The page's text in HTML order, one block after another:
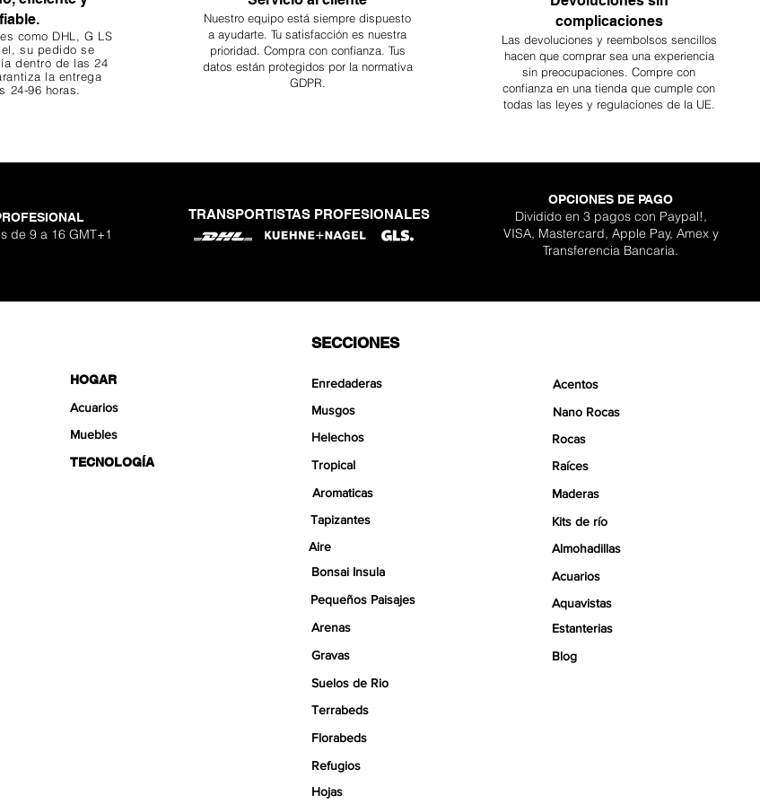
One Side Aquavista
Shallow Pro Aquavista
Mist Boulder Stone
Hulk Dragon Nano Stone
Stone Aquavista clásico Pro
Adhesivo para kit Scapeglue
Ryuoh Boulder Nano Stone
Agotado
como DHL, G LS
su pedido se
dentro de las 24
la entrega
24-96 horas.
Nuestro equipo está siempre dispuesto
a ayudarte. Tu satisfacción es nuestra
prioridad. Compra con confianza. Tus
datos están protegidos por la normativa
GDPR.
complicaciones
Las devoluciones y reembolsos sencillos
hacen que comprar sea una experiencia
sin preocupaciones. Compre con
confianza en una tienda que cumple con
todas las leyes y regulaciones de la UE.
de 9 a 16 GMT+1
TRANSPORTISTAS PROFESIONALES
OPCIONES DE PAGO
Dividido en 3 pagos con Paypal!,
VISA, Mastercard, Apple Pay, Amex y
Transferencia Bancaria.
HOGAR
Acuarios
Muebles
TECNOLOGÍA
SECCIONES
Enredaderas
Musgos
Helechos
Tropical
Aromaticas
Tapizantes
Aire
Bonsai Insula
Pequeños Paisajes
Arenas
Gravas
Suelos de Rio
Terrabeds
Florabeds
Refugios
Hojas
Acentos
Nano Rocas
Rocas
Raíces
Maderas
Kits de río
Almohadillas
Acuarios
Aquavistas
Estanterias
Blog